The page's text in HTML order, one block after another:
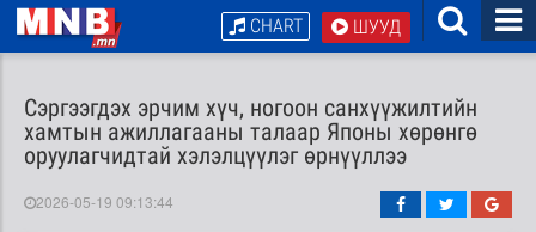
ШУУД
CHART
Сэргээгдэх эрчим хүч, ногоон санхүүжилтийн
хамтын ажиллагааны талаар Японы хөрөнгө
оруулагчидтай хэлэлцүүлэг өрнүүллээ
2026-05-19 09:13:44